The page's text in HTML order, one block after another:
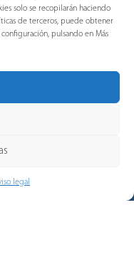
solo se recopilarán haciendo
de terceros, puede obtener
pulsando en Más
legal
y certificados